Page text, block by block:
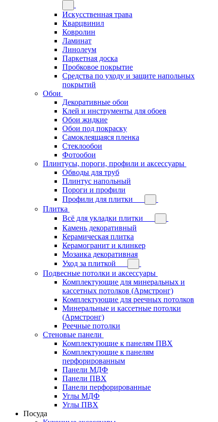
Искусственная трава
Кварцвинил
Ковролин
Ламинат
Линолеум
Паркетная доска
Пробковое покрытие
Средства по уходу и защите напольных
покрытий
Обои
Декоративные обои
Клей и инструменты для обоев
Обои жидкие
Обои под покраску
Самоклеящаяся пленка
Стеклообои
Фотообои
Плинтусы, пороги, профили и аксессуары
Обводы для труб
Плинтус напольный
Пороги и профили
Профили для плитки
Плитка
Всё для укладки плитки
Камень декоративный
Керамическая плитка
Керамогранит и клинкер
Мозаика декоративная
Уход за плиткой
Подвесные потолки и аксессуары
Комплектующие для минеральных и
кассетных потолков (Армстронг)
Комплектующие для реечных потолков
Минеральные и кассетные потолки
(Армстронг)
Реечные потолки
Стеновые панели
Комплектующие к панелям ПВХ
Комплектующие к панелям
перфорированным
Панели МДФ
Панели ПВХ
Панели перфорированные
Углы МДФ
Углы ПВХ
Посуда